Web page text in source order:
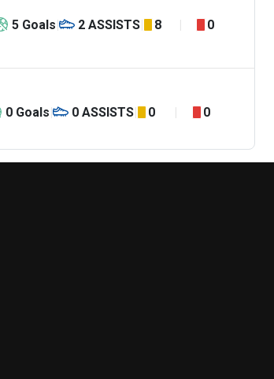
5 Goals 2 ASSISTS 8 0
0 Goals 0 ASSISTS 0 0